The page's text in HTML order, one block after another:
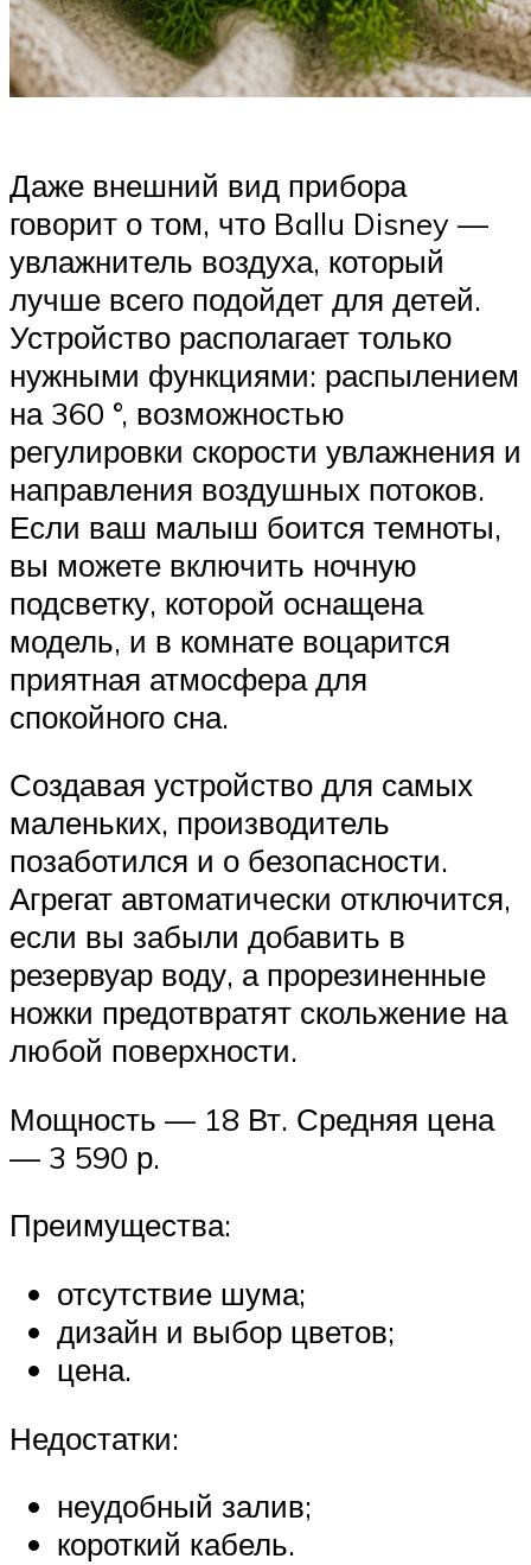
Даже внешний вид прибора
говорит о том, что Ballu Disney —
увлажнитель воздуха, который
лучше всего подойдет для детей.
Устройство располагает только
нужными функциями: распылением
на 360 °, возможностью
регулировки скорости увлажнения и
направления воздушных потоков.
Если ваш малыш боится темноты,
вы можете включить ночную
подсветку, которой оснащена
модель, и в комнате воцарится
приятная атмосфера для
спокойного сна.
Создавая устройство для самых
маленьких, производитель
позаботился и о безопасности.
Агрегат автоматически отключится,
если вы забыли добавить в
резервуар воду, а прорезиненные
ножки предотвратят скольжение на
любой поверхности.
Мощность — 18 Вт. Средняя цена
— 3 590 р.
Преимущества:
отсутствие шума;
дизайн и выбор цветов;
цена.
Недостатки:
неудобный залив;
короткий кабель.